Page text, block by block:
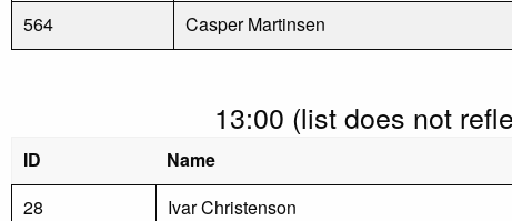
564
Casper Martinsen
13:00 (list does not
ID Name
28
Ivar Christenson